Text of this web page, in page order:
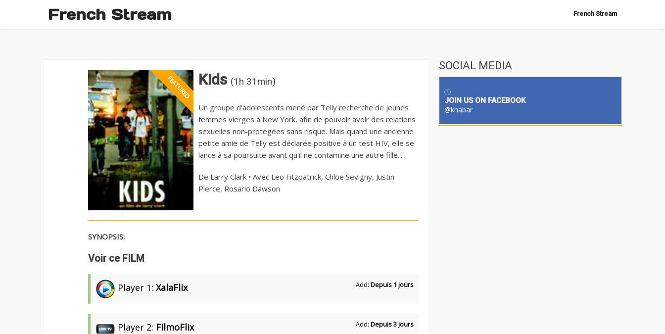
French Stream French Stream
Kids (1h 31min)
Un groupe d'adolescents mené par Telly recherche de jeunes
femmes vierges à New York, afin de pouvoir avoir des relations
sexuelles non-protégées sans risque. Mais quand une ancienne
petite amie de Telly est déclarée positive à un test HIV, elle se
lance à sa poursuite avant qu'il ne contamine une autre fille...
De Larry Clark • Avec Leo Fitzpatrick, Chloë Sevigny, Justin
Pierce, Rosario Dawson
SYNOPSIS:
Voir ce FILM
Player 1: XalaFlix Add: Depuis 1 jours
Player 2: FilmoFlix Add: Depuis 3 jours
SOCIAL MEDIA
JOIN US ON FACEBOOK
@khabar